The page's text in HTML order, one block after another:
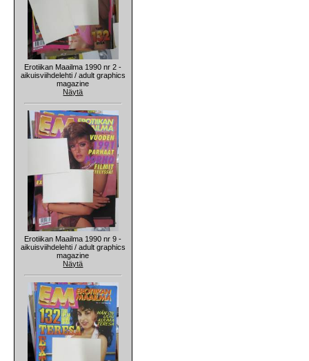
Erotiikan Maailma 1990 nr 2 -
aikuisviihdelehti / adult graphics
magazine
Näytä
Erotiikan Maailma 1990 nr 9 -
aikuisviihdelehti / adult graphics
magazine
Näytä